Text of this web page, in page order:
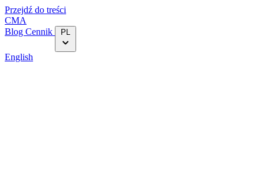
Przejdź do treści
CMA
Blog‎ Cennik PL
English